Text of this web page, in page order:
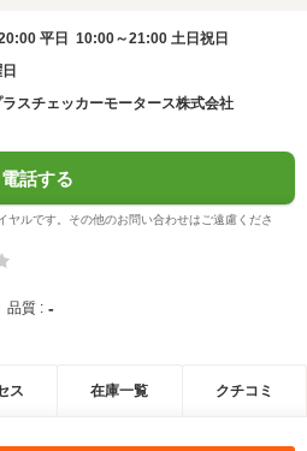
平日 10:00～21:00 土日祝日
スチェッカーモータース株式会社
電話する
ルです。その他のお問い合わせはご遠慮くださ
品質 : -
ス 在庫一覧 クチコミ